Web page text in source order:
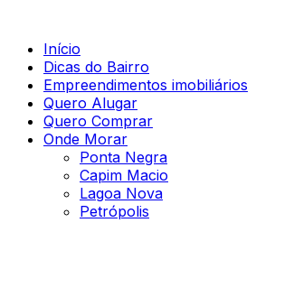
Início
Dicas do Bairro
Empreendimentos imobiliários
Quero Alugar
Quero Comprar
Onde Morar
Ponta Negra
Capim Macio
Lagoa Nova
Petrópolis